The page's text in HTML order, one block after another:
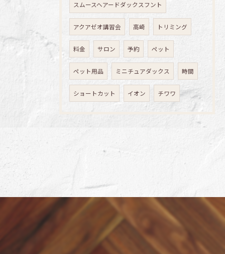
スムースヘアードダックスフント
アクアゼオ講習会 高崎 トリミング
料金 サロン 予約 ペット
ペット用品 ミニチュアダックス 時間
ショートカット イオン チワワ